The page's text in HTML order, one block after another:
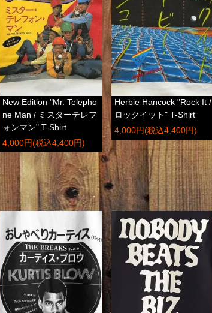
New Edition "Mr. Telepho
ne Man / ミスターテレフ
ォンマン" T-Shirt
4,000円(税込4,400円)
Herbie Hancock "Rock It /
ロックイット" T-Shirt
4,000円(税込4,400円)